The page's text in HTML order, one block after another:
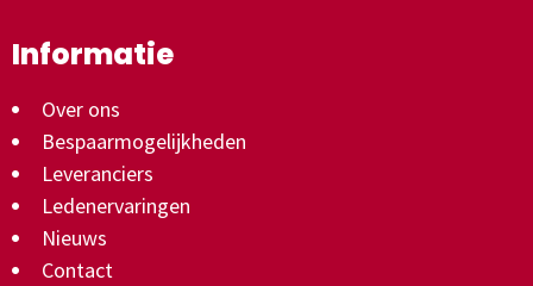
Informatie
Over ons
Bespaarmogelijkheden
Leveranciers
Ledenervaringen
Nieuws
Contact